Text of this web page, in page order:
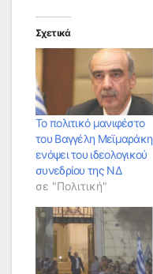
Σχετικά
Το πολιτικό μανιφέστο
του Βαγγέλη Μεϊμαράκη
ενόψει του ιδεολογικού
συνεδρίου της ΝΔ
σε "Πολιτική"